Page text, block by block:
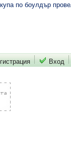
по боулдър
Вход